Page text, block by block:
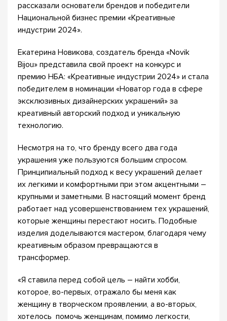
рассказали основатели брендов и победители
Национальной бизнес премии «Креативные
индустрии 2024».
Екатерина Новикова, создатель бренда «Novik
Bijou» представила свой проект на конкурс и
премию НБА: «Креативные индустрии 2024» и стала
победителем в номинации «Новатор года в сфере
эксклюзивных дизайнерских украшений» за
креативный авторский подход и уникальную
технологию.
Несмотря на то, что бренду всего два года
украшения уже пользуются большим спросом.
Принципиальный подход к весу украшений делает
их легкими и комфортными при этом акцентными –
крупными и заметными. В настоящий момент бренд
работает над усовершенствованием тех украшений,
которые женщины перестают носить. Подобные
изделия доделываются мастером, благодаря чему
креативным образом превращаются в
трансформер.
«Я ставила перед собой цель – найти хобби,
которое, во-первых, отражало бы меня как
женщину в творческом проявлении, а во-вторых,
хотелось помочь женщинам, помимо легкости,